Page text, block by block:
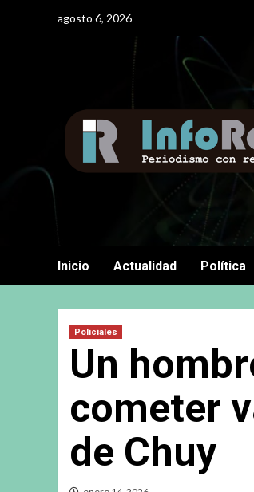
agosto 6, 2026
Inicio Actualidad Política
Policiales
Un
cometer
de Chuy